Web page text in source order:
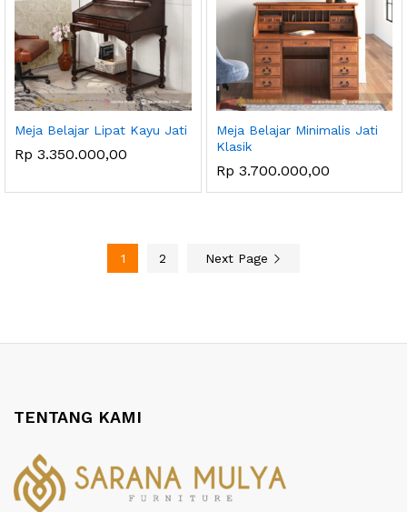
Meja Belajar Lipat Kayu Jati
Rp 3.350.000,00
Meja Belajar Minimalis Jati
Klasik
Rp 3.700.000,00
1 2 Next Page
TENTANG KAMI